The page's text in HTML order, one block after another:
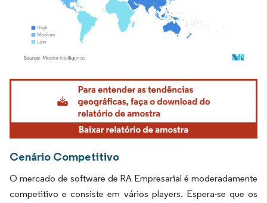
Imagem © Mordor Intelligence. O reuso requer atribuição conforme CC BY 4.0.
Cenário Competitivo
O mercado de software de RA Empresarial é moderadamente
competitivo e consiste em vários players. Espera-se que os